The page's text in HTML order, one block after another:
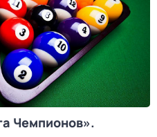
Чемпионов».